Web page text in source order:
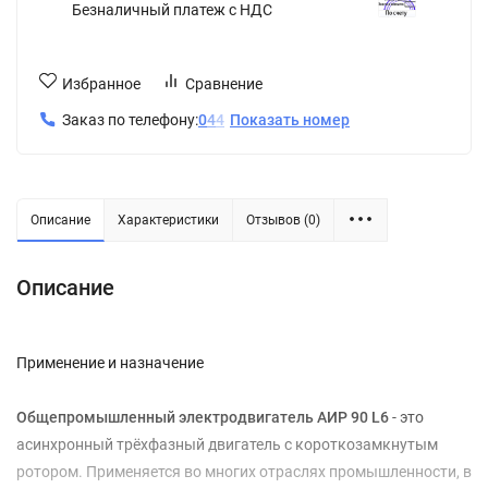
Безналичный платеж с НДС
Избранное Сравнение
Заказ по телефону:044 Показать номер
Описание Характеристики Отзывов (0)
Описание
Применение и назначение
Общепромышленный электродвигатель АИР 90 L6- это
асинхронный трёхфазный двигатель с короткозамкнутым
ротором. Применяется во многих отраслях промышленности, в